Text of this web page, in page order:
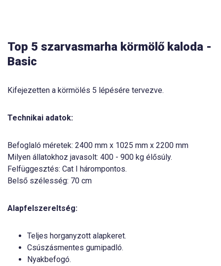
Top 5 szarvasmarha körmölő kaloda -
Basic
Kifejezetten a körmölés 5 lépésére tervezve.
Technikai adatok:
Befoglaló méretek: 2400 mm x 1025 mm x 2200 mm
Milyen állatokhoz javasolt: 400 - 900 kg élősúly.
Felfüggesztés: Cat I hárompontos.
Belső szélesség: 70 cm
Alapfelszereltség:
Teljes horganyzott alapkeret.
Csúszásmentes gumipadló.
Nyakbefogó.